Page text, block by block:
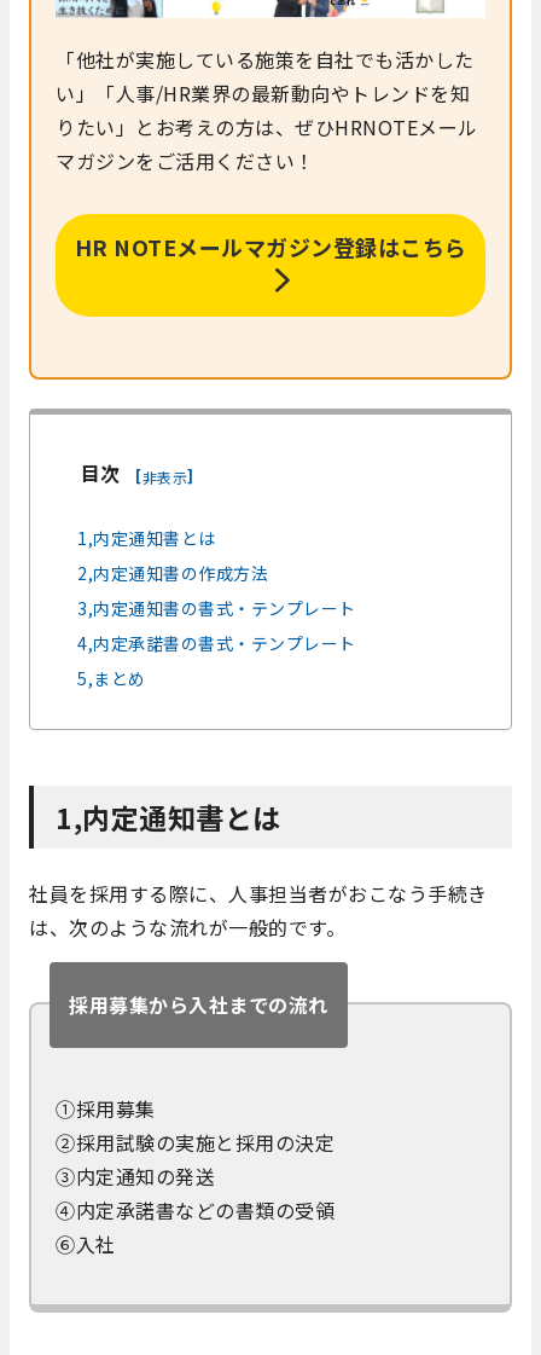
「他社が実施している施策を自社でも活かした
い」「人事/HR業界の最新動向やトレンドを知
りたい」とお考えの方は、ぜひHRNOTEメール
マガジンをご活用ください！
HR NOTEメールマガジン登録はこちら
目次 [非表示]
1,内定通知書とは
2,内定通知書の作成方法
3,内定通知書の書式・テンプレート
4,内定承諾書の書式・テンプレート
5,まとめ
1,内定通知書とは
社員を採用する際に、人事担当者がおこなう手続き
は、次のような流れが一般的です。
採用募集から入社までの流れ
①採用募集
②採用試験の実施と採用の決定
③内定通知の発送
④内定承諾書などの書類の受領
⑥入社